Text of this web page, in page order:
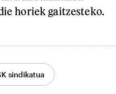
horiek gaitzesteko.
sindikatua